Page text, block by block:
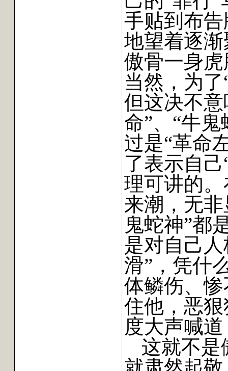
手贴到布
地望着逐
傲骨一身
当然，为
但这决不
命”、“牛
过是“革命
了表示自
理可讲的
来潮，无
鬼蛇神”都
是对自己
滑”，凭什
体鳞伤、
住他，恶
度大声喊
这就不是